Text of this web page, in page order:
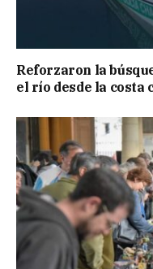
Reforzaron la
el río desde la costa